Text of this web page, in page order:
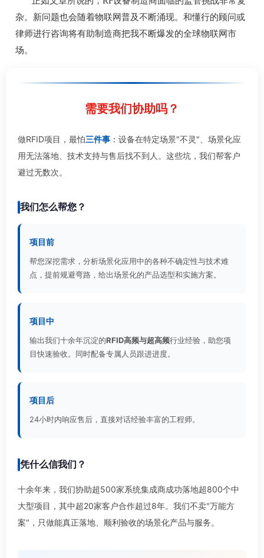
杂。新问题也会随着物联网普及不断涌现。和懂行的顾问或
律师进行咨询将有助制造商把我不断爆发的全球物联网市
场。
需要我们协助吗？
做RFID项目，最怕三件事 ：设备在特定场景"不灵"、场景化应
用无法落地、技术支持与售后找不到人。这些坑，我们帮客户
避过无数次。
我们怎么帮您？
项目前
帮您深挖需求，分析场景化应用中的各种不确定性与技术难
点，提前规避弯路，给出场景化的产品选型和实施方案。
项目中
输出我们十余年沉淀的RFID高频与超高频行业经验，助您项
目快速验收。同时配备专属人员跟进进度。
项目后
24小时内响应售后，直接对话经验丰富的工程师。
凭什么信我们？
十余年来，我们协助超500家系统集成商成功落地超800个中
大型项目，其中超20家客户合作超过8年。我们不卖"万能方
案"，只做能真正落地、顺利验收的场景化产品与服务。